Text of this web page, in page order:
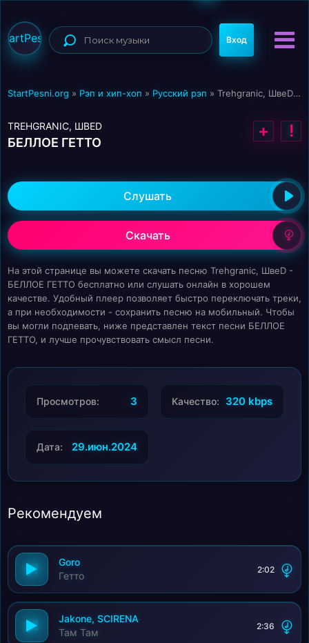
Вход
StartPesni.org » Рэп и хип-хоп » Русский рэп » Trehgranic, ШвеD - БЕЛЛОЕ ГЕТТО
TREHGRANIC, ШВЕD
БЕЛЛОЕ ГЕТТО
+ !
Слушать
Скачать
На этой странице вы можете скачать песню Trehgranic, ШвеD -
БЕЛЛОЕ ГЕТТО бесплатно или слушать онлайн в хорошем
качестве. Удобный плеер позволяет быстро переключать треки,
а при необходимости - сохранить песню на мобильный. Чтобы
вы могли подпевать, ниже представлен текст песни БЕЛЛОЕ
ГЕТТО, и лучше прочувствовать смысл песни.
Просмотров: 3 Качество: 320 kbps
Дата: 29.июн.2024
Рекомендуем
Goro
Гетто
2:02
Jakone, SCIRENA
Там Там
2:36